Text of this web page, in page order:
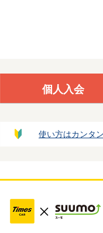
個人入会
使い方はカンタ